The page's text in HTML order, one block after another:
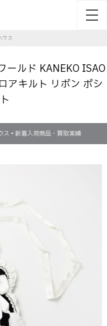
ウス
ールド KANEKO ISAO
アキルト リボン ポシ
ス • 新着入荷商品・買取実績